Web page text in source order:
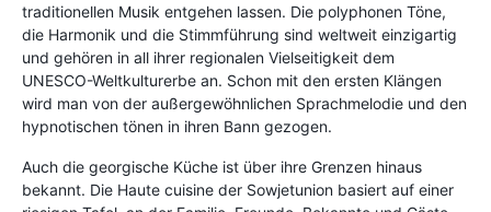
traditionellen Musik entgehen lassen. Die polyphonen Töne,
die Harmonik und die Stimmführung sind weltweit einzigartig
und gehören in all ihrer regionalen Vielseitigkeit dem
UNESCO-Weltkulturerbe an. Schon mit den ersten Klängen
wird man von der außergewöhnlichen Sprachmelodie und den
hypnotischen tönen in ihren Bann gezogen.
Auch die georgische Küche ist über ihre Grenzen hinaus
bekannt. Die Haute cuisine der Sowjetunion basiert auf einer